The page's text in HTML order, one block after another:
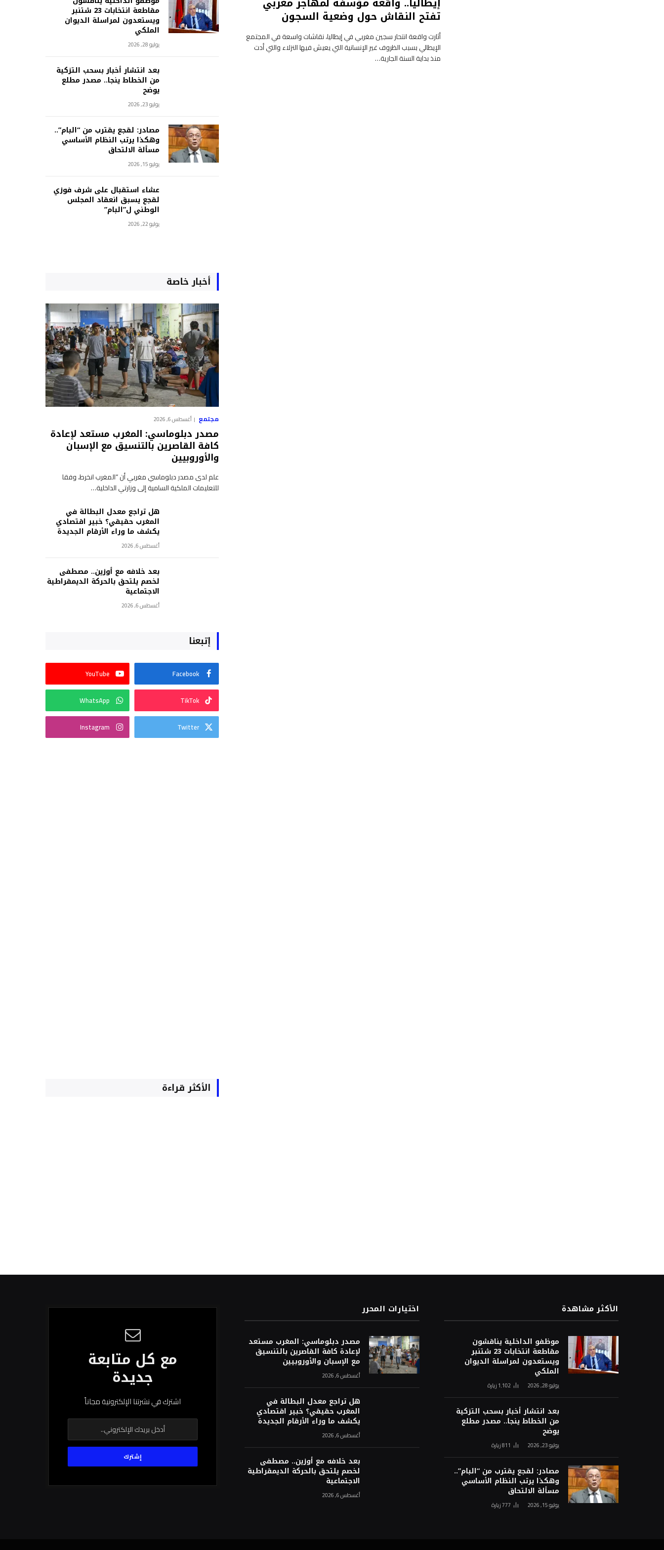
تفتح النقاش حول وضعية السجون
أثارت واقعة انتحار سجين مغربي في إيطاليا، نقاشات واسعة في المجتمع
الإيطالي بسبب الظروف غير الإنسانية التي يعيش فيها النزلاء والتي أدت
منذ بداية السنة الجارية…
مقاطعة انتخابات 23 شتنبر
ويستعدون لمراسلة الديوان
الملكي
يوليو 28, 2026
بعد انتشار أخبار بسحب التزكية
من الخطاط ينجا.. مصدر مطلع
يوضح
يوليو 23, 2026
مصادر: لقجع يقترب من “البام”..
وهكذا يرتب النظام الأساسي
مسألة الالتحاق
يوليو 15, 2026
عشاء استقبال على شرف فوزي
لقجع يسبق انعقاد المجلس
الوطني ل”البام”
يوليو 22, 2026
أخبار خاصة
مجتمع أغسطس 6, 2026
مصدر دبلوماسي: المغرب مستعد لإعادة
كافة القاصرين بالتنسيق مع الإسبان
والأوروبيين
علم لدى مصدر دبلوماسي مغربي أن “المغرب انخرط، وفقا
للتعليمات الملكية السامية إلى وزارتي الداخلية…
هل تراجع معدل البطالة في
المغرب حقيقي؟ خبير اقتصادي
يكشف ما وراء الأرقام الجديدة
أغسطس 6, 2026
بعد خلافه مع أوزين.. مصطفى
لخصم يلتحق بالحركة الديمقراطية
الاجتماعية
أغسطس 6, 2026
إتبعنا
Facebook
YouTube
TikTok
WhatsApp
Twitter
Instagram
الأكثر قراءة
الأكثر مشاهدة
موظفو الداخلية يناقشون
مقاطعة انتخابات 23 شتنبر
ويستعدون لمراسلة الديوان
الملكي
يوليو 28, 2026 1٬102 زيارة
بعد انتشار أخبار بسحب التزكية
من الخطاط ينجا.. مصدر مطلع
يوضح
يوليو 23, 2026 811زيارة
مصادر: لقجع يقترب من “البام”..
وهكذا يرتب النظام الأساسي
مسألة الالتحاق
يوليو 15, 2026 777زيارة
اختيارات المحرر
مصدر دبلوماسي: المغرب مستعد
لإعادة كافة القاصرين بالتنسيق
مع الإسبان والأوروبيين
أغسطس 6, 2026
هل تراجع معدل البطالة في
المغرب حقيقي؟ خبير اقتصادي
يكشف ما وراء الأرقام الجديدة
أغسطس 6, 2026
بعد خلافه مع أوزين.. مصطفى
لخصم يلتحق بالحركة الديمقراطية
الاجتماعية
أغسطس 6, 2026
مع كل متابعة
جديدة
اشترك في نشرتنا الإلكترونية مجاناً